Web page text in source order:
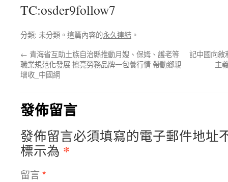
TC:osder9follow7
分類: 未分類。這篇內容的永久連結 。
← 青海省互助土族自治縣推動月嫂、保姆、護老等
職業規范化發展 擦亮勞務品牌一包養行情 帶動鄉親
增收_中國網
記中國向敘
主
發佈留言
發佈留言必須填寫的電子郵件地址
標示為 *
留言 *